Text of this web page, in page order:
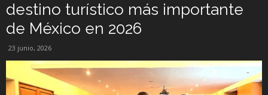
destino turístico más importante
de México en 2026
23 junio, 2026